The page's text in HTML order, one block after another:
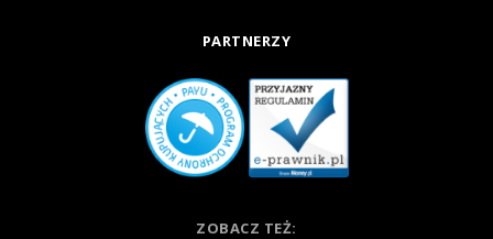
PARTNERZY
ZOBACZ TEŻ: